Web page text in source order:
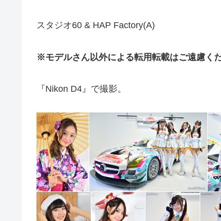
スタジオ60 & HAP Factory(A)
※モデルさん以外による転用転載はご遠慮く
『Nikon D4』で撮影。